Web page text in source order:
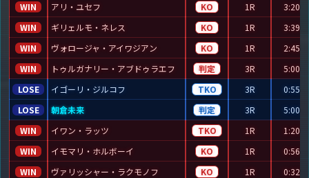
WIN
アリ・ユセフ KO 1R
3:20
WIN
ギリェルモ・ネレス KO 1R
3:39
WIN
ヴォロージャ・アイワジアン KO 1R
2:45
WIN
トゥルガナリー・アブドゥラエフ 判定 3R
5:00
LOSE
イゴーリ・ジルコフ TKO 3R
0:55
LOSE
朝倉未来 判定 3R
5:00
WIN
イワン・ラッツ TKO 1R
1:20
WIN
イモマリ・ホルボーイ KO 1R
0:56
WIN
ヴァリッシャー・ラクモノフ KO 1R
0:32